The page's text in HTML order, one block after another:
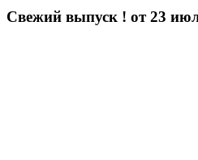
Свежий выпуск ! от 23